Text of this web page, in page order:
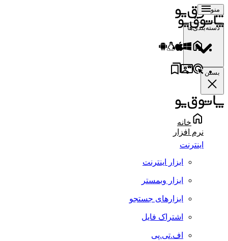
منو
دسته‌بندی‌ها
بستن
خانه
نرم افزار
اینترنت
ابزار اینترنت
ابزار وبمستر
ابزارهای جستجو
اشتراک فایل
اف.تی.پی